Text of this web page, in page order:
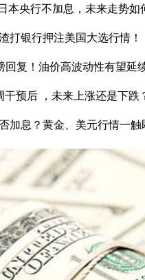
本央行不加息，未来走势如
打银行押注美国大选行情！
回复！油价高波动性有望延
预后 ，未来上涨还是下跌
加息？黄金、美元行情一触